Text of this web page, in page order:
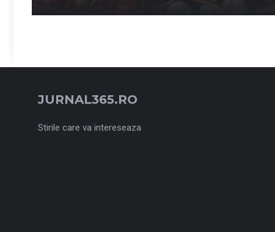
JURNAL365.RO
Stirile care va intereseaza